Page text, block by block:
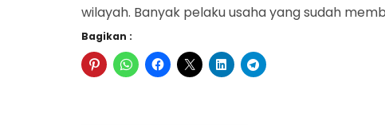
wilayah. Banyak pelaku usaha yang sudah
Bagikan :